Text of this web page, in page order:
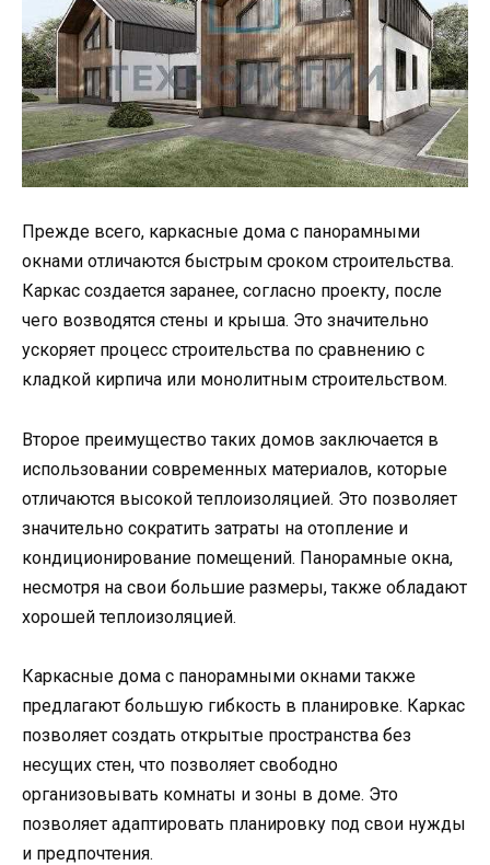
Прежде всего, каркасные дома с панорамными
окнами отличаются быстрым сроком строительства.
Каркас создается заранее, согласно проекту, после
чего возводятся стены и крыша. Это значительно
ускоряет процесс строительства по сравнению с
кладкой кирпича или монолитным строительством.
Второе преимущество таких домов заключается в
использовании современных материалов, которые
отличаются высокой теплоизоляцией. Это позволяет
значительно сократить затраты на отопление и
кондиционирование помещений. Панорамные окна,
несмотря на свои большие размеры, также обладают
хорошей теплоизоляцией.
Каркасные дома с панорамными окнами также
предлагают большую гибкость в планировке. Каркас
позволяет создать открытые пространства без
несущих стен, что позволяет свободно
организовывать комнаты и зоны в доме. Это
позволяет адаптировать планировку под свои нужды
и предпочтения.